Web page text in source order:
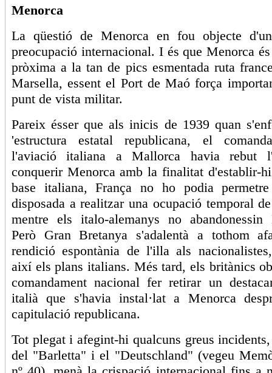
Menorca
La qüestió de Menorca en fou objecte
preocupació internacional. I és que Menorca
pròxima a la tan de pics esmentada ruta
Marsella, essent el Port de Maó força
punt de vista militar.
Pareix ésser que als inicis de 1939 quan
'estructura estatal republicana, el
l'aviació italiana a Mallorca havia rebut
conquerir Menorca amb la finalitat d'establir-
base italiana, França no ho podia
disposada a realitzar una ocupació temporal
mentre els italo-alemanys no abandonessin
Però Gran Bretanya s'adalentà a tothom
rendició espontània de l'illa als
així els plans italians. Més tard, els britànics
comandament nacional fer retirar un
italià que s'havia instal·lat a Menorca
capitulació republicana.
Tot plegat i afegint-hi qualcuns greus
del "Barletta" i el "Deutschland" (vegeu